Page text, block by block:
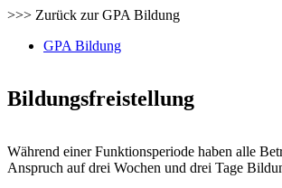
>>> Zurück zur GPA Bildung
GPA Bildung
Bildungsfreistellung
Während einer Funktionsperiode haben alle
Anspruch auf drei Wochen und drei Tage